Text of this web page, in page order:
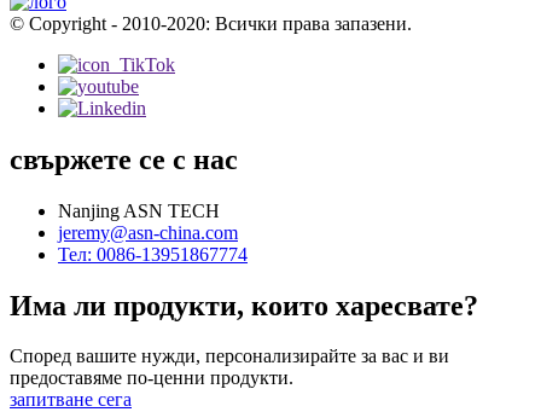
© Copyright - 2010-2020: Всички права запазени.
свържете се с нас
Nanjing ASN TECH
jeremy@asn-china.com
Тел: 0086-13951867774
Има ли продукти, които харесвате?
Според вашите нужди, персонализирайте за вас и ви
предоставяме по-ценни продукти.
запитване сега